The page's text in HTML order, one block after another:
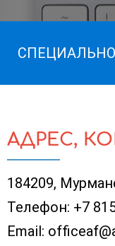
АДРЕС,
184209,
Телефон: +7
Email: